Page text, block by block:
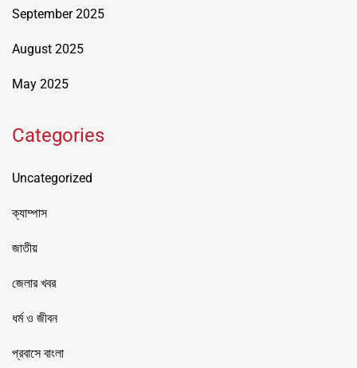
September 2025
August 2025
May 2025
Categories
Uncategorized
ক্যাম্পাস
জাতীয়
জেলার খবর
ধর্ম ও জীবন
প্রবাসে বাংলা